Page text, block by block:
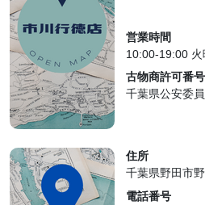
営業時間
10:00-19:00
古物商許可番号
千葉県公安委
住所
千葉県野田市
電話番号